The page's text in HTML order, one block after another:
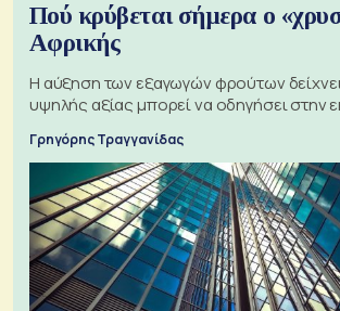
Πού κρύβεται σήμερα ο
Αφρικής
Η αύξηση των εξαγωγών φρούτων
υψηλής αξίας μπορεί να οδηγήσει στην
Γρηγόρης Τραγγανίδας